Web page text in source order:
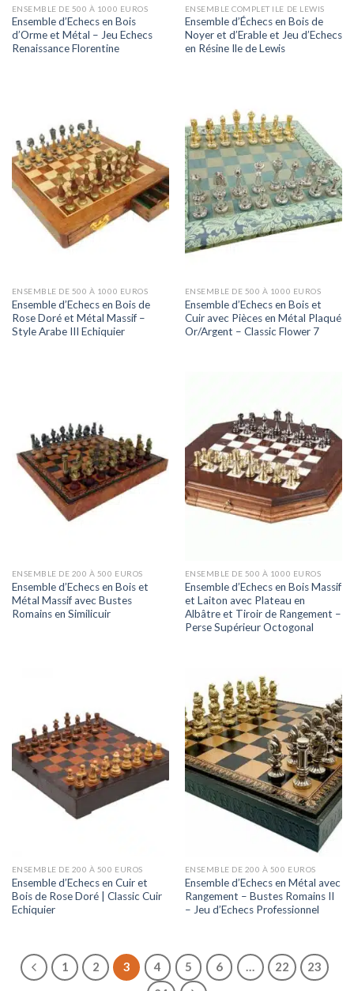
ENSEMBLE DE 500 À 1000 EUROS
Ensemble d’Echecs en Bois
d’Orme et Métal – Jeu Echecs
Renaissance Florentine
ENSEMBLE COMPLET ILE DE LEWIS
Ensemble d’Échecs en Bois de
Noyer et d’Erable et Jeu d’Echecs
en Résine Ile de Lewis
ENSEMBLE DE 500 À 1000 EUROS
Ensemble d’Echecs en Bois de
Rose Doré et Métal Massif –
Style Arabe III Echiquier
ENSEMBLE DE 500 À 1000 EUROS
Ensemble d’Echecs en Bois et
Cuir avec Pièces en Métal Plaqué
Or/Argent – Classic Flower 7
ENSEMBLE DE 200 À 500 EUROS
Ensemble d’Echecs en Bois et
Métal Massif avec Bustes
Romains en Similicuir
ENSEMBLE DE 500 À 1000 EUROS
Ensemble d’Echecs en Bois Massif
et Laiton avec Plateau en
Albâtre et Tiroir de Rangement –
Perse Supérieur Octogonal
ENSEMBLE DE 200 À 500 EUROS
Ensemble d’Echecs en Cuir et
Bois de Rose Doré | Classic Cuir
Echiquier
ENSEMBLE DE 200 À 500 EUROS
Ensemble d’Echecs en Métal avec
Rangement – Bustes Romains II
– Jeu d’Echecs Professionnel
1 2 3 4 5 6 … 22
23